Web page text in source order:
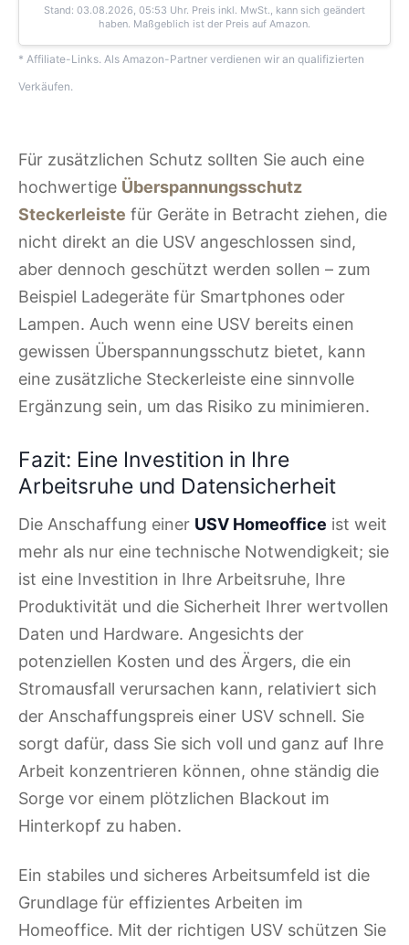
Stand: 03.08.2026, 05:53 Uhr. Preis inkl. MwSt., kann sich geändert
haben. Maßgeblich ist der Preis auf Amazon.
* Affiliate-Links. Als Amazon-Partner verdienen wir an qualifizierten
Verkäufen.
Für zusätzlichen Schutz sollten Sie auch eine
hochwertige Überspannungsschutz
Steckerleiste für Geräte in Betracht ziehen, die
nicht direkt an die USV angeschlossen sind,
aber dennoch geschützt werden sollen – zum
Beispiel Ladegeräte für Smartphones oder
Lampen. Auch wenn eine USV bereits einen
gewissen Überspannungsschutz bietet, kann
eine zusätzliche Steckerleiste eine sinnvolle
Ergänzung sein, um das Risiko zu minimieren.
Fazit: Eine Investition in Ihre
Arbeitsruhe und Datensicherheit
Die Anschaffung einer USV Homeoffice ist weit
mehr als nur eine technische Notwendigkeit; sie
ist eine Investition in Ihre Arbeitsruhe, Ihre
Produktivität und die Sicherheit Ihrer wertvollen
Daten und Hardware. Angesichts der
potenziellen Kosten und des Ärgers, die ein
Stromausfall verursachen kann, relativiert sich
der Anschaffungspreis einer USV schnell. Sie
sorgt dafür, dass Sie sich voll und ganz auf Ihre
Arbeit konzentrieren können, ohne ständig die
Sorge vor einem plötzlichen Blackout im
Hinterkopf zu haben.
Ein stabiles und sicheres Arbeitsumfeld ist die
Grundlage für effizientes Arbeiten im
Homeoffice. Mit der richtigen USV schützen Sie